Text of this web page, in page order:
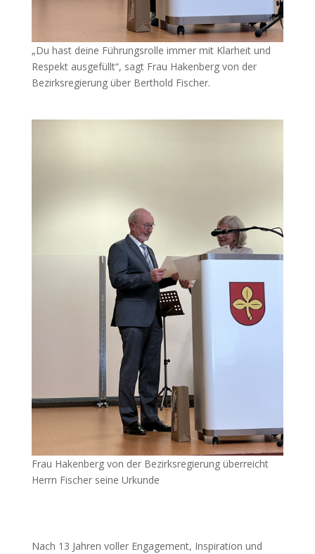
„Du hast deine Führungsrolle immer mit Klarheit und
Respekt ausgefüllt“, sagt Frau Hakenberg von der
Bezirksregierung über Berthold Fischer.
Frau Hakenberg von der Bezirksregierung überreicht
Herrn Fischer seine Urkunde
Nach 13 Jahren voller Engagement, Inspiration und